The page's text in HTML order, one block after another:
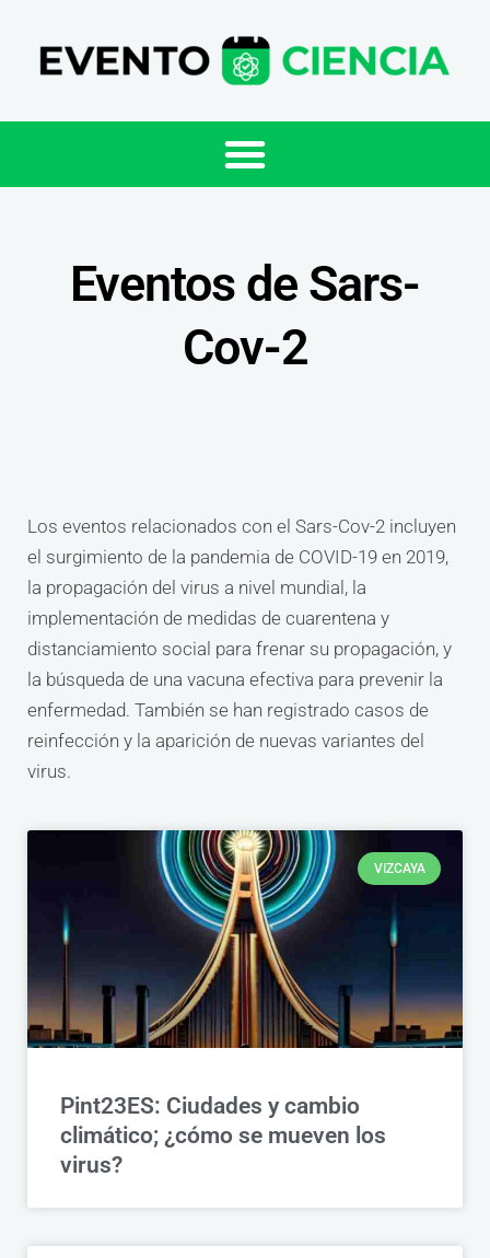
Eventos de Sars-
Cov-2
Los eventos relacionados con el Sars-Cov-2 incluyen
el surgimiento de la pandemia de COVID-19 en 2019,
la propagación del virus a nivel mundial, la
implementación de medidas de cuarentena y
distanciamiento social para frenar su propagación, y
la búsqueda de una vacuna efectiva para prevenir la
enfermedad. También se han registrado casos de
reinfección y la aparición de nuevas variantes del
virus.
VIZCAYA
Pint23ES: Ciudades y cambio
climático; ¿cómo se mueven los
virus?